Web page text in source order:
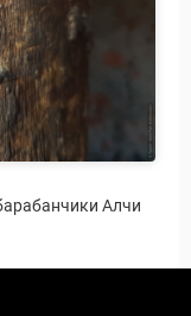
Алчи